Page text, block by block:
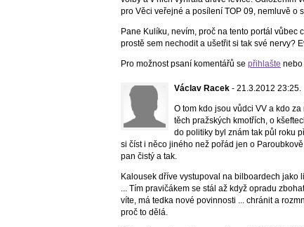
pro Věci veřejné a posílení TOP 09, nemluvě o
Pane Kulíku, nevím, proč na tento portál
prostě sem nechodit a ušetřit si tak své nervy?
Pro možnost psaní komentářů se přihlašte nebo
Václav Racek - 21.3.2012 23:25.
O tom kdo jsou vůdci VV a kdo
těch pražských kmotřích, o
do politiky byl znám tak půl roku
si číst i něco jiného než pořád jen o
pan čistý a tak.
Kalousek dříve vystupoval na bilboardech jako
... Tím pravičákem se stál až když opradu
víte, má tedka nové povinnosti ... chránit a
proč to dělá.